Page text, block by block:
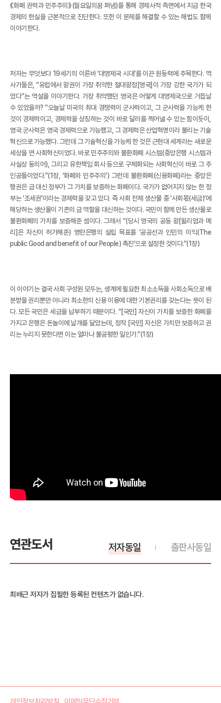
《화폐 권력과 민주주의》(월요일의꿈 펴냄)를 통해 경제사적 측면에서 지금 한국
경제의 현실을 근본적으로 진단한다. 또한 이 문제를 해결할 수 있는 해법도 함께
이야기한다.
저자는 무엇보다 19세기의 이른바 ‘대영제국 시대’를 이끈 원동력에 주목한다. 역
사가들은, “유럽에서 왕권이 가장 취약한 절대왕정[영국]이 가장 강한 국가가 되
었다”는 역설을 이야기한다. 가장 취약했던 영국은 어떻게 대영제국으로 거듭날
수 있었을까? “오늘날 미국의 최대 경쟁력이 군사력이고, 그 군사력을 가능케 한
것이 경제력이고, 경제력을 상징하는 것이 바로 달러를 찍어낼 수 있는 힘이듯이,
영국 군사력은 영국 경제력으로 가능했고, 그 경제력은 산업혁명이라 불리는 기술
혁신으로 가능했다. 그런데 그 기술혁신을 가능케 한 것은 근현대 세계라는 새로운
세상을 연 사회혁신이었다. 바로 민주주의와 불환화폐 시스템(중앙은행 시스템과
사실상 동의어), 그리고 유한책임 회사 등으로 구체화되는 사회혁신이 바로 그 주
인공들이었다.”(1장, ‘화폐와 민주주의’) 그런데 불환화폐(신용화폐)라는 중앙은
행권은 금 대신 정부가 그 가치를 보증하는 화폐이다. 국가가 없어지지 않는 한 정
부는 ‘조세권’이라는 경제력을 갖고 있다. 즉 사회 전체 생산물 중 ‘사회몫(세금)’에
해당하는 생산물이 기존의 금 역할을 대신하는 것이다. 국민이 함께 만든 생산물로
불환화폐의 가치를 보증해준 셈이다. 그래서 “(당시 영국의 공동 왕[윌리엄과 메
리]은 자신이 허가해준) 영란은행의 설립 목표를 ‘공공선과 인민의 이익(The
public Good and benefit of our People) 촉진’으로 설정한 것이다.”(1장)
이 이야기는 결국 사회 구성원 모두는, 생계에 필요한 최소소득을 사회소득으로 배
분받을 권리뿐만 아니라 최소한의 신용 이용에 대한 기본권리를 갖는다는 뜻이 된
다. 모든 국민은 세금을 납부하기 때문이다. “[국민] 자신이 가치를 보증한 화폐를
가지고 은행은 돈놀이에 날개를 달았는데, 정작 [국민] 자신은 가치만 보증하고 권
리는 누리지 못한다면 이는 얼마나 불공평한 일인가.”(1장)
연관도서 출판사동일
저자동일
최배근 저자가 집필한 등록된 컨텐츠가 없습니다.